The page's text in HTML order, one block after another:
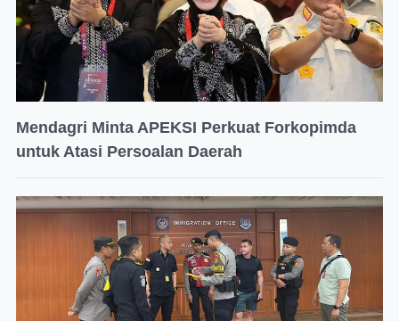
Mendagri Minta APEKSI Perkuat Forkopimda
untuk Atasi Persoalan Daerah